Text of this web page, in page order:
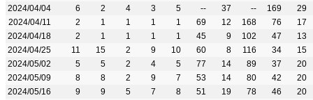
2024/04/04
6 2 4 3 5 -- 37 -- 169
29
2024/04/11
2 1 1 1 1 69 12 168 76
17
2024/04/18
2 1 1 1 1 45 9 102 47
13
2024/04/25
11 15 2 9 10 60 8 116 34
15
2024/05/02
5 5 2 4 5 77 14 89 37
20
2024/05/09
8 8 2 9 7 53 14 80 42
20
2024/05/16
9 9 5 7 8 51 19 78 46
20